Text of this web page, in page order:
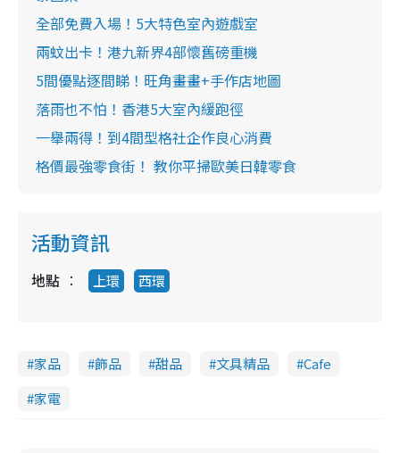
全部免費入場！5大特色室內遊戲室
兩蚊出卡！港九新界4部懷舊磅重機
5間優點逐間睇！旺角畫畫+手作店地圖
落雨也不怕！香港5大室內緩跑徑
一舉兩得！到4間型格社企作良心消費
格價最強零食街！ 教你平掃歐美日韓零食
活動資訊
地點 上環 西環
家品 飾品 甜品 文具精品
Cafe
家電